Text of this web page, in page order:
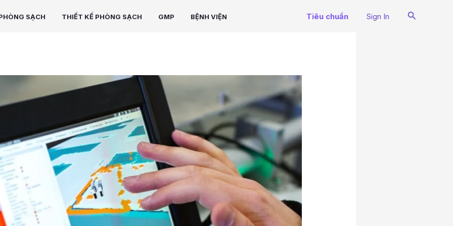
SẠCH THIẾT KẾ PHÒNG SẠCH GMP BỆNH VIỆN Tiêu chuẩn Sign In Search